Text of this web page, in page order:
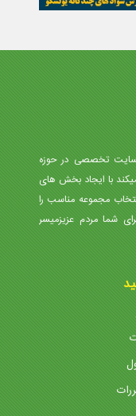
سایت تخصصی در حوزه
با ایجاد بخش های
مجموعه مناسب را
شما مردم عزیزمیسر